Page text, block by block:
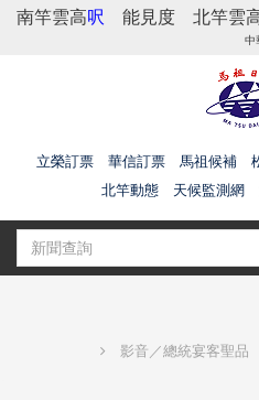
南竿雲高呎 能見度 北竿雲
中
立榮訂票 華信訂票 馬祖候補
北竿動態
天候監測網
影音／總統宴客聖品